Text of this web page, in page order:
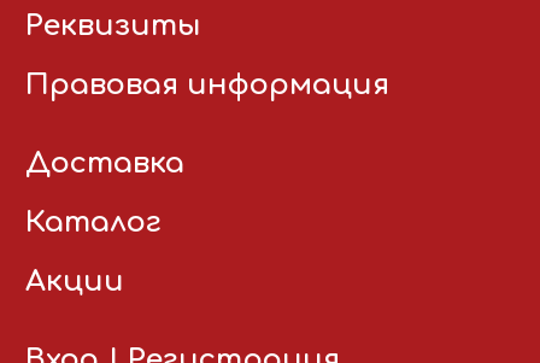
Реквизиты
Правовая информация
Доставка
Каталог
Акции